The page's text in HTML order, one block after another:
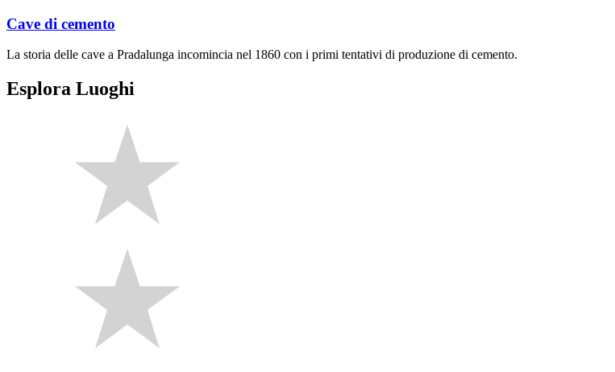
Cave di cemento
La storia delle cave a Pradalunga incomincia nel 1860 con i primi tentativi di produzione di cemento.
Esplora Luoghi